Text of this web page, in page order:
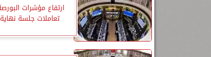
ارتفاع مؤشرات
تعاملات جلسة